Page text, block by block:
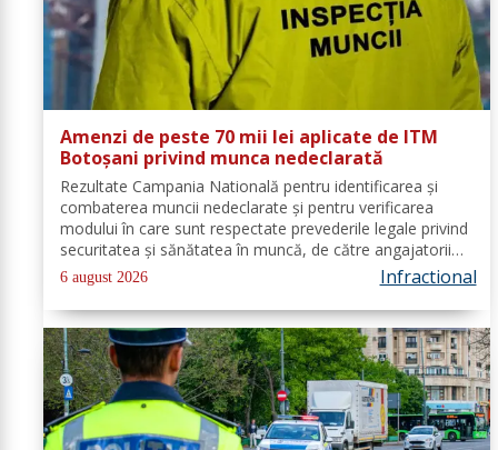
Amenzi de peste 70 mii lei aplicate de ITM
Botoșani privind munca nedeclarată
Rezultate Campania Natională pentru identificarea și
combaterea muncii nedeclarate și pentru verificarea
modului în care sunt respectate prevederile legale privind
securitatea și sănătatea în muncă, de către angajatorii
care desfășoară activități în domeniul Industria
alimentară - cod CAEN 10....
6 august 2026 Infractional